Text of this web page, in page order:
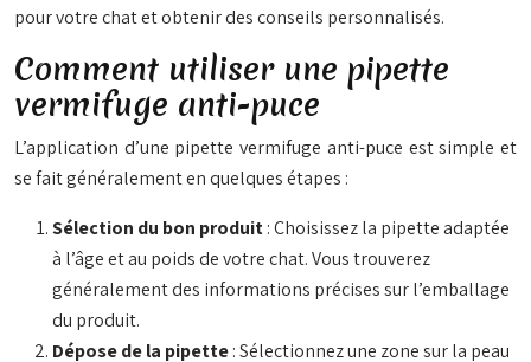
pour votre chat et obtenir des conseils personnalisés.
Comment utiliser une pipette
vermifuge anti-puce
L’application d’une pipette vermifuge anti-puce est simple et
se fait généralement en quelques étapes :
Sélection du bon produit: Choisissez la pipette adaptée
à l’âge et au poids de votre chat. Vous trouverez
généralement des informations précises sur l’emballage
du produit.
Dépose de la pipette: Sélectionnez une zone sur la peau